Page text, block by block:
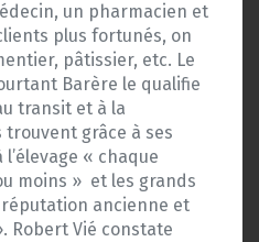
un pharmacien et
plus fortunés, on
pâtissier, etc. Le
Barère le qualifie
transit et à la
trouvent grâce à ses
« chaque
moins » et les grands
ancienne et
Robert Vié constate